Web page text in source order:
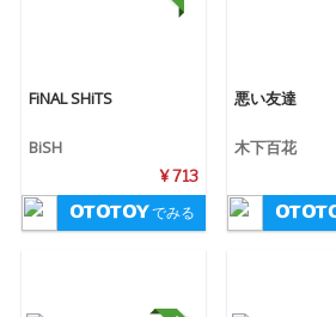
FiNAL SHiTS
BiSH
¥ 713
でみる
悪い友達
木下百花